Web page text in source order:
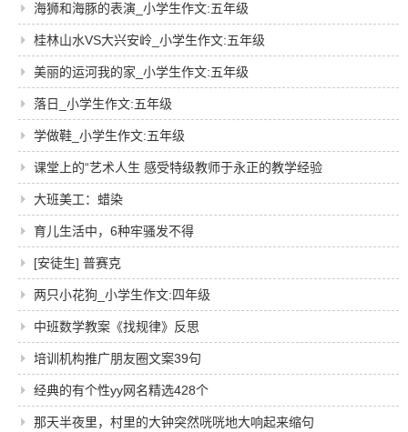
海狮和海豚的表演_小学生作文:五年级
桂林山水VS大兴安岭_小学生作文:五年级
美丽的运河我的家_小学生作文:五年级
落日_小学生作文:五年级
学做鞋_小学生作文:五年级
课堂上的“艺术人生 感受特级教师于永正的教学经验
大班美工：蜡染
育儿生活中，6种牢骚发不得
[安徒生] 普赛克
两只小花狗_小学生作文:四年级
中班数学教案《找规律》反思
培训机构推广朋友圈文案39句
经典的有个性yy网名精选428个
那天半夜里，村里的大钟突然咣咣地大响起来缩句